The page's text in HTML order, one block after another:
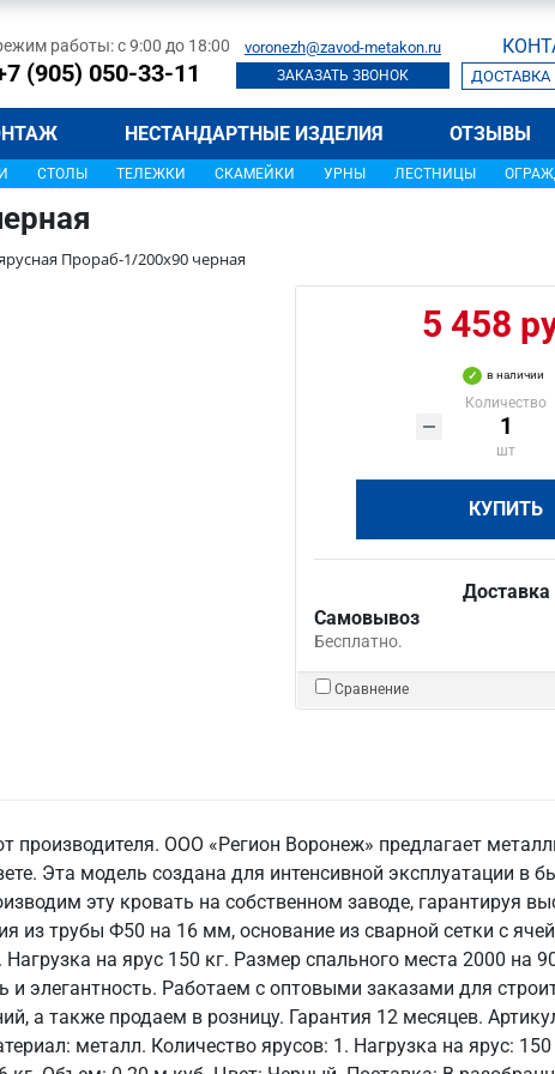
работы: с 9:00 до 18:00
(905) 050-33-11
voronezh@zavod-metakon.ru
ЗАКАЗАТЬ ЗВОНОК
НЕСТАНДАРТНЫЕ ИЗДЕЛИЯ ОТЗЫВЫ
СТОЛЫ ТЕЛЕЖКИ СКАМЕЙКИ УРНЫ ЛЕСТНИЦЫ
Прораб-1/200х90 черная
5 458
в наличии
Количество
шт
КУПИТЬ
Доставка
Самовывоз
Бесплатно.
Сравнение
ООО «Регион Воронеж» предлагает
Эта модель создана для интенсивной эксплуатации в
эту кровать на собственном заводе, гарантируя
из трубы Ф50 на 16 мм, основание из сварной сетки с
на ярус 150 кг. Размер спального места 2000 на
элегантность. Работаем с оптовыми заказами для
а также продаем в розницу. Гарантия 12 месяцев.
металл. Количество ярусов: 1. Нагрузка на ярус: